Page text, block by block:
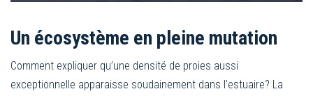
Un écosystème en pleine mutation
Comment expliquer qu’une densité de proies aussi
exceptionnelle apparaisse soudainement dans l’estuaire? La